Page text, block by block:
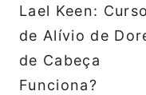
Post
Lael Keen: Curso
de Alívio de
de Cabeça
Funciona?